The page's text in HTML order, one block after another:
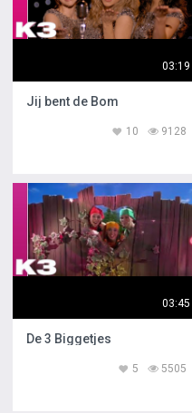
03:19
Jij bent de Bom
9128
10
03:45
De 3 Biggetjes
5505
5